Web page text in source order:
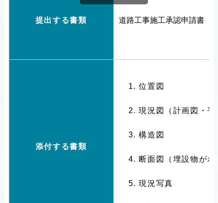
提出する書類 道路工事施工承認申請書
添付する書類
位置図
現況図（計画図・平
構造図
断面図（埋設物が
現況写真